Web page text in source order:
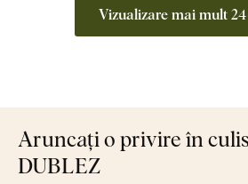
Vizualizare mai mult
Aruncați o privire în
DUBLEZ